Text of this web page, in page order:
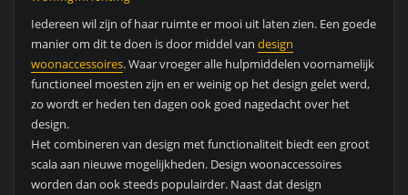
Iedereen wil zijn of haar ruimte er mooi uit laten zien. Een goede
manier om dit te doen is door middel van design
woonaccessoires. Waar vroeger alle hulpmiddelen voornamelijk
functioneel moesten zijn en er weinig op het design gelet werd,
zo wordt er heden ten dagen ook goed nagedacht over het
design.
Het combineren van design met functionaliteit biedt een groot
scala aan nieuwe mogelijkheden. Design woonaccessoires
worden dan ook steeds populairder. Naast dat design